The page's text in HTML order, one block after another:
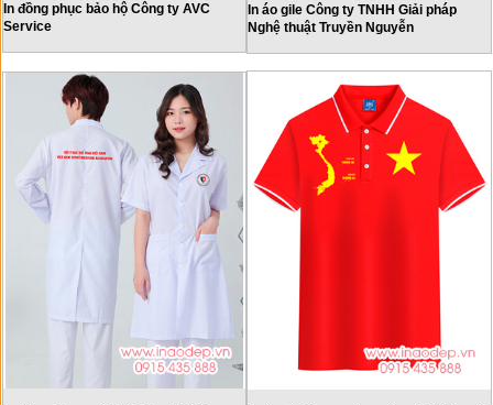
In đồng phục bảo hộ Công ty AVC
Service
In áo gile Công ty TNHH Giải pháp
Nghệ thuật Truyền Nguyễn